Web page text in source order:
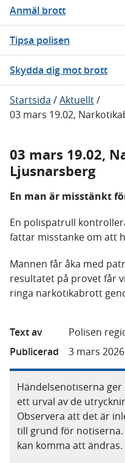
Anmäl brott
Tipsa polisen
Skydda dig mot brott
Startsida /Aktuellt/
03 mars 19.02,
03 mars 19.02,
Ljusnarsberg
En man är misstänkt
En polispatrull
fattar misstanke om att
Mannen får åka med
resultatet på provet får
ringa narkotikabrott
Text av
Polisen
Publicerad
3 mars
Händelsenotiserna
ett urval av de
Observera att det är
till grund för
kan komma att ändras.